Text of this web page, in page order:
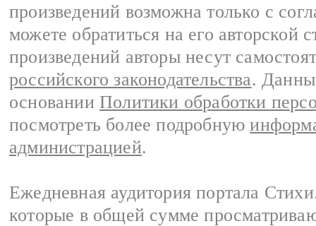
произведений возможна только с
можете обратиться на его авторской
произведений авторы несут
российского законодательства.
основании Политики обработки
посмотреть более подробную
администрацией.
Ежедневная аудитория портала
которые в общей сумме